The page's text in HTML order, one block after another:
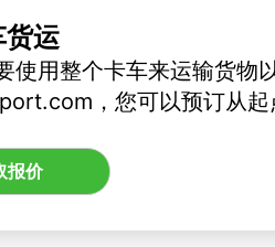
运
使用整个卡车来运输货物
，您可以预订从
报价